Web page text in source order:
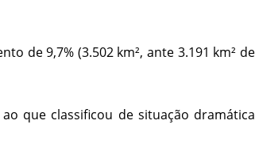
de 9,7% (3.502 km², ante 3.191 km² de
que classificou de situação dramática